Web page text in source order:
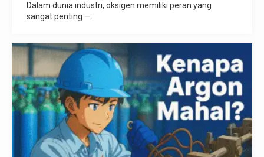
Dalam dunia industri, oksigen memiliki peran yang
sangat penting —..